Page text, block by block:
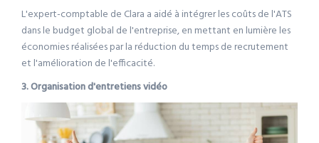
L'expert-comptable de Clara a aidé à intégrer les coûts de l'ATS
dans le budget global de l'entreprise, en mettant en lumière les
économies réalisées par la réduction du temps de recrutement
et l'amélioration de l'efficacité.
3. Organisation d'entretiens vidéo